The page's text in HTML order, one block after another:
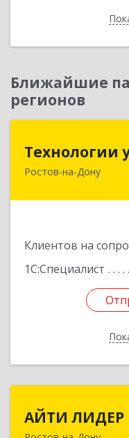
Ближайшие
регионов
Технологии
Ростов-на-Дону
Клиентов на
1С:Специалист
344064,
АЙТИ ЛИДЕР